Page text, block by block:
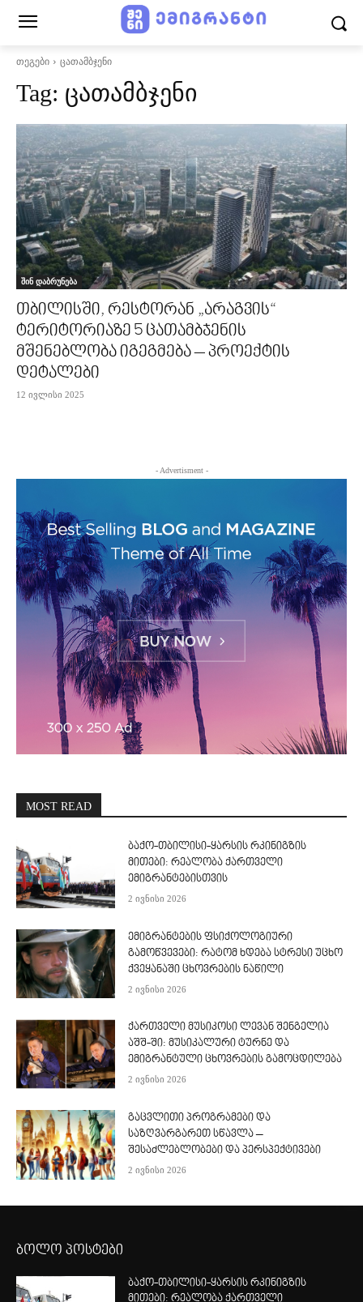
თეგები ცათამბჯენი
Tag: ცათამბჯენი
შინ დაბრუნება
თბილისში, რესტორან „არაგვის“
ტერიტორიაზე 5 ცათამბჯენის
მშენებლობა იგეგმება – პროექტის
დეტალები
12 ივლისი 2025
- Advertisment -
MOST READ
ბაქო-თბილისი-ყარსის რკინიგზის
მითები: რეალობა ქართველი
ემიგრანტებისთვის
2 ივნისი 2026
ემიგრანტების ფსიქოლოგიური
გამოწვევები: რატომ ხდება სტრესი უცხო
ქვეყანაში ცხოვრების ნაწილი
2 ივნისი 2026
ქართველი მუსიკოსი ლევან შენგელია
აშშ-ში: მუსიკალური ტურნე და
ემიგრანტული ცხოვრების გამოცდილება
2 ივნისი 2026
გაცვლითი პროგრამები და
საზღვარგარეთ სწავლა –
შესაძლებლობები და პერსპექტივები
2 ივნისი 2026
ბოლო პოსტები
ბაქო-თბილისი-ყარსის რკინიგზის
მითები: რეალობა ქართველი